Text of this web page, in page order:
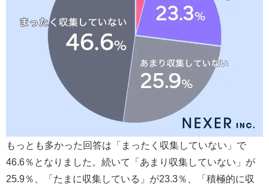
もっとも多かった回答は「まったく収集していない」で
46.6％となりました。続いて「あまり収集していない」が
25.9％、「たまに収集している」が23.3％、「積極的に収